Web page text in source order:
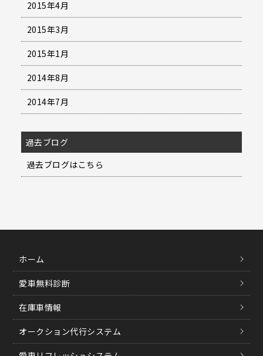
2015年4月
2015年3月
2015年1月
2014年8月
2014年7月
過去ブログ
過去ブログはこちら
ホーム
愛車無料診断
在庫車情報
オークション代行システム